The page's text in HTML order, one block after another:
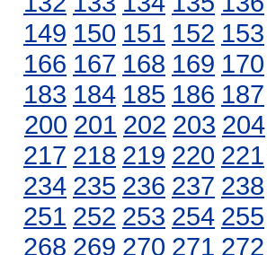
149 150 151 152 153
166 167 168 169 170
183 184 185 186 187
200 201 202 203 204
217 218 219 220 221
234 235 236 237 238
251 252 253 254 255
268 269 270 271 272